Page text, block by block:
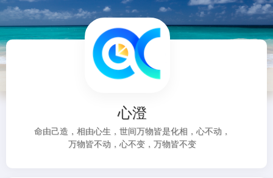
心澄
命由己造，相由心生，世间万物皆是化相，心不动，
万物皆不动，心不变，万物皆不变